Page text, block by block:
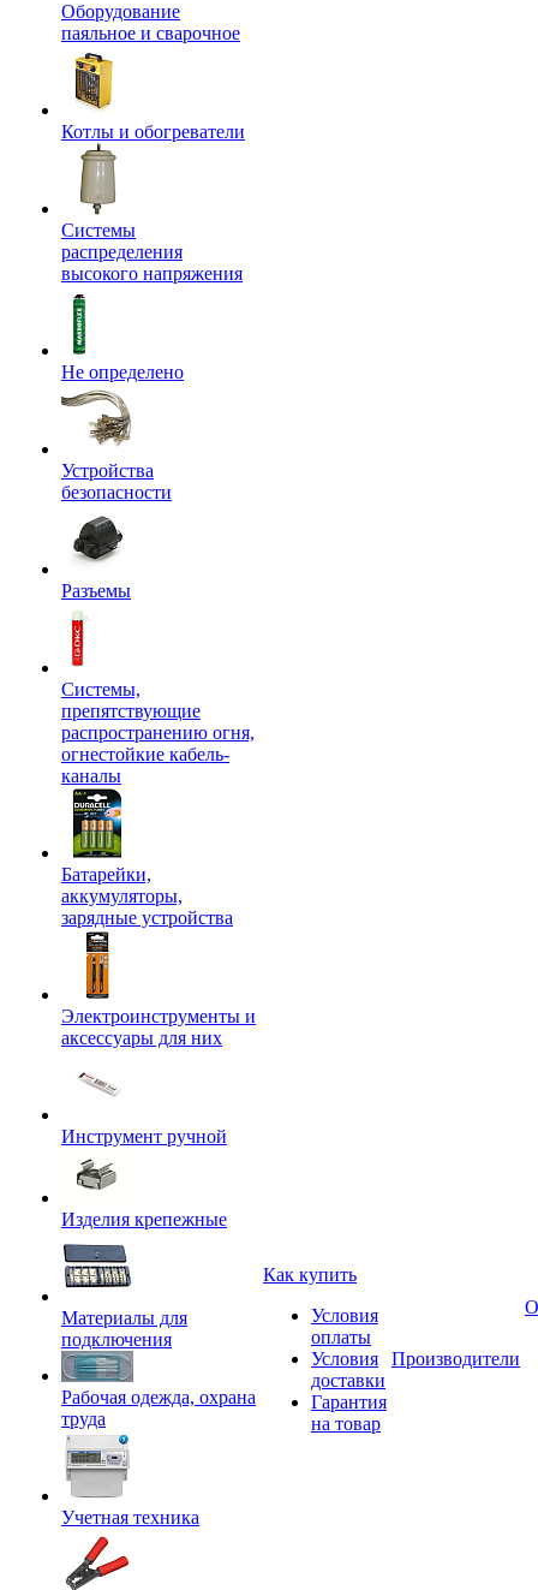
Оборудование
паяльное и сварочное
Котлы и обогреватели
Системы
распределения
высокого напряжения
Не определено
Устройства
безопасности
Разъемы
Системы,
препятствующие
распространению огня,
огнестойкие кабель-
каналы
Батарейки,
аккумуляторы,
зарядные устройства
Электроинструменты и
аксессуары для них
Инструмент ручной
Изделия крепежные
Материалы для
подключения
Рабочая одежда, охрана
труда
Учетная техника
Как купить
Условия
оплаты
Условия
доставки
Гарантия
на товар
Производители